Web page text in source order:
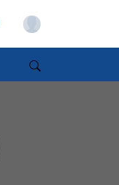
Account
Search